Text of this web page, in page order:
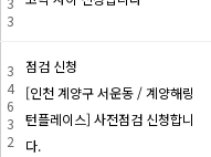
3
3
4
6
3
2
점검 신청
[인천 계양구 서운동 / 계양해링
턴플레이스] 사전점검 신청합니
다.